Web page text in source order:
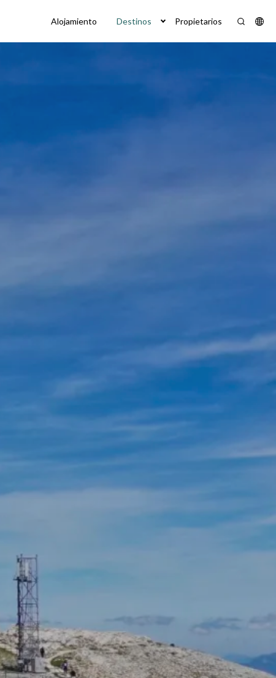
Alojamiento Destinos Propietarios